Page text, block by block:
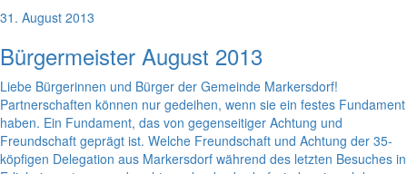
31. August 2013
Bürgermeister August 2013
Liebe Bürgerinnen und Bürger der Gemeinde Markersdorf!
Partnerschaften können nur gedeihen, wenn sie ein festes Fundament
haben. Ein Fundament, das von gegenseitiger Achtung und
Freundschaft geprägt ist. Welche Freundschaft und Achtung der 35-
köpfigen Delegation aus Markersdorf während des letzten Besuches in